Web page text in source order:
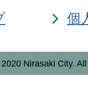
個
Nirasaki City.